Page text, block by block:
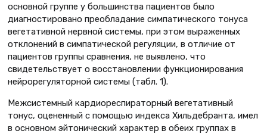
основной группе у большинства пациентов было
диагностировано преобладание симпатического тонуса
вегетативной нервной системы, при этом выраженных
отклонений в симпатической регуляции, в отличие от
пациентов группы сравнения, не выявлено, что
свидетельствует о восстановлении функционирования
нейрорегуляторной системы (табл. 1).
Межсистемный кардиореспираторный вегетативный
тонус, оцененный с помощью индекса Хильдебранта, имел
в основном эйтонический характер в обеих группах в